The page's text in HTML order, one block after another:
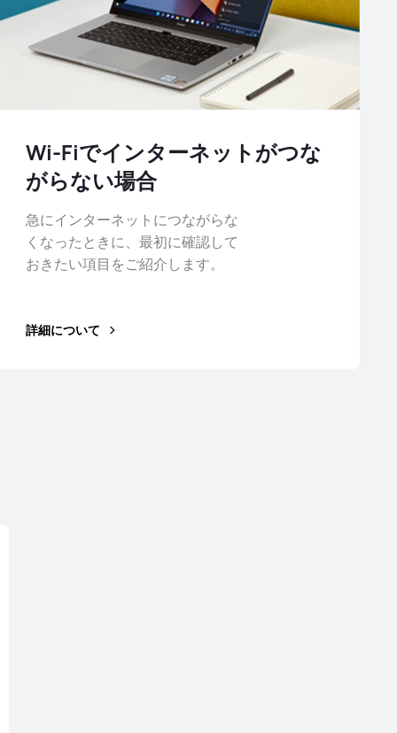
Wi-Fiでインターネットがつな
がらない場合
急にインターネットにつながらな
くなったときに、最初に確認して
おきたい項目をご紹介します。
詳細について